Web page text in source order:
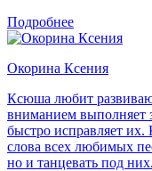
Подробнее
Окорина Ксения
Ксюша любит
вниманием выполняет
быстро исправляет
слова всех любимых
но и танцевать под них.